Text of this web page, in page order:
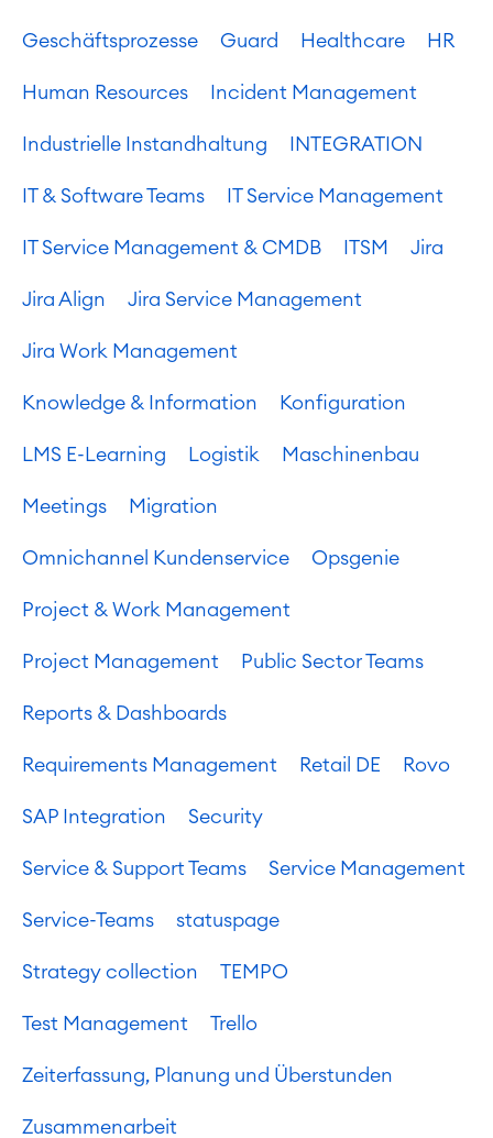
Geschäftsprozesse Guard Healthcare HR
Human Resources Incident Management
Industrielle Instandhaltung INTEGRATION
IT & Software Teams IT Service Management
IT Service Management & CMDB ITSM Jira
Jira Align Jira Service Management
Jira Work Management
Knowledge & Information Konfiguration
LMS E-Learning Logistik Maschinenbau
Meetings Migration
Omnichannel Kundenservice Opsgenie
Project & Work Management
Project Management Public Sector Teams
Reports & Dashboards
Requirements Management Retail DE Rovo
SAP Integration Security
Service & Support Teams Service Management
Service-Teams statuspage
Strategy collection TEMPO
Test Management Trello
Zeiterfassung, Planung und Überstunden
Zusammenarbeit